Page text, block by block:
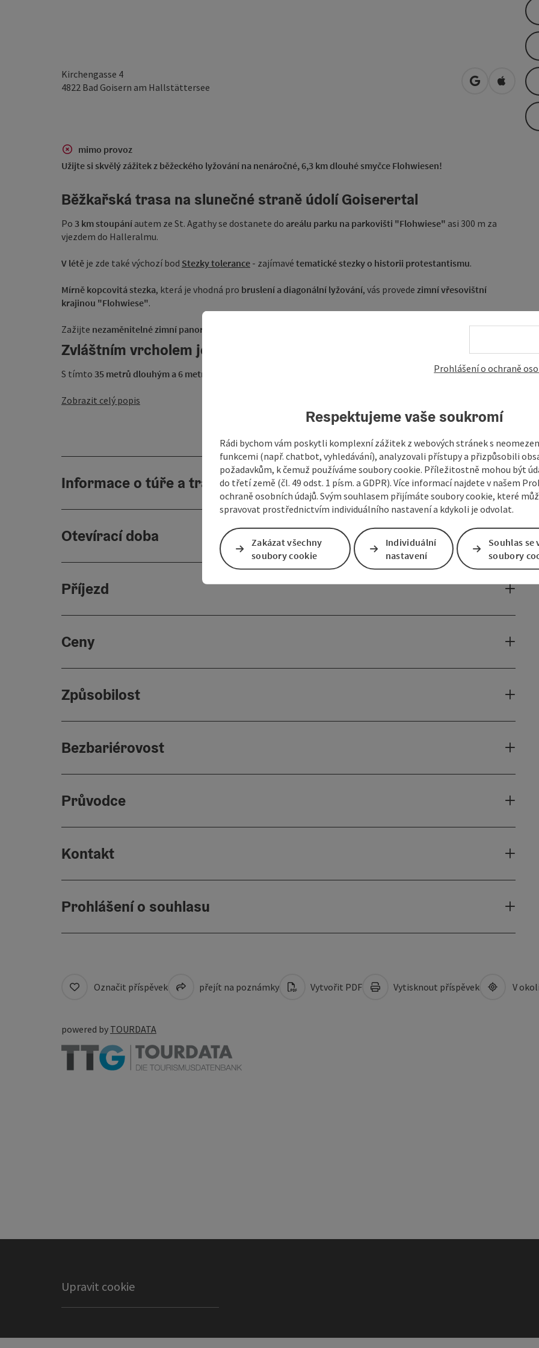
Kirchengasse 4
4822 Bad Goisern am Hallstättersee Otevřít vOtevřít
mimo provoz
Užijte si skvělý zážitek z běžeckého lyžování na nenáročné, 6,3 km dlouhé smyčce Flohwiesen!
Běžkařská trasa na slunečné straně údolí Goiserertal
Po 3 km stoupání autem ze St. Agathy se dostanete do areálu parku na parkovišti "Flohwiese" asi 300 m za
vjezdem do Halleralmu.
V létě je zde také výchozí bod Stezky tolerance - zajímavé tematické stezky o historii protestantismu.
Mírně kopcovitá stezka, která je vhodná pro bruslení a diagonální lyžování, vás provede zimní vřesovištní
krajinou "Flohwiese".
Zažijte nezaměnitelné zimní panorama
Zvláštním vrcholem je "Berigův most Zlatá brána".
S tímto 35 metrů dlouhým a 6 metrů širokým ...
Zobrazit celý popis
Informace o túře a trase
Otevírací doba
Příjezd
Ceny
Způsobilost
Bezbariérovost
Průvodce
Kontakt
Prohlášení o souhlasu
Označit příspěvek přejít na poznámky Vytvořit PDF Vytisknout příspěvek V
powered by TOURDATA
Upravit cookie
Prohlášení o ochraně
Respektujeme vaše soukromí
Rádi bychom vám poskytli komplexní zážitek z webových stránek s
funkcemi (např. chatbot, vyhledávání), analyzovali přístupy a přizpůsobili
požadavkům, k čemuž používáme soubory cookie. Příležitostně mohou být
do třetí země (čl. 49 odst. 1 písm. a GDPR). Více informací najdete v našem
ochraně osobních údajů. Svým souhlasem přijímáte soubory cookie, které
spravovat prostřednictvím individuálního nastavení a kdykoli je odvolat.
Zakázat všechny
soubory cookie
Individuální
nastavení
Souhlas se
soubory